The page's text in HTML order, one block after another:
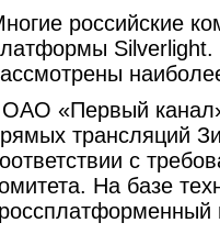
российские
Silverlight.
«Первый
трансляций
с
На базе